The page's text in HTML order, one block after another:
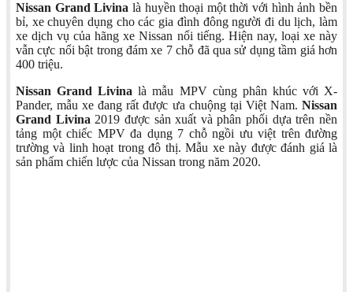
Nissan Grand Livina là huyền thoại một thời với hình ảnh bền
bỉ, xe chuyên dụng cho các gia đình đông người đi du lịch, làm
xe dịch vụ của hãng xe Nissan nổi tiếng. Hiện nay, loại xe này
vẫn cực nổi bật trong đám xe 7 chỗ đã qua sử dụng tầm giá hơn
400 triệu.
Nissan Grand Livina là mẫu MPV cùng phân khúc với X-
Pander, mẫu xe đang rất được ưa chuộng tại Việt Nam. Nissan
Grand Livina 2019 được sản xuất và phân phối dựa trên nền
tảng một chiếc MPV đa dụng 7 chỗ ngồi ưu việt trên đường
trường và linh hoạt trong đô thị. Mẫu xe này được đánh giá là
sản phẩm chiến lược của Nissan trong năm 2020.